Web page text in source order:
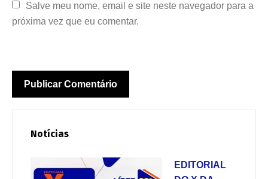
Salve meu nome, email e site neste navegador para a
próxima vez que eu comentar.
Notícias
EDITORIAL